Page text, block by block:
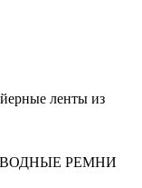
ленты из
РЕМНИ